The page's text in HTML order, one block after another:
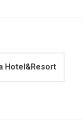
Hotel&Resort